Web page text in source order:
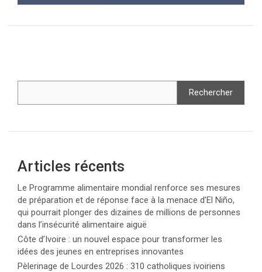
Rechercher
Articles récents
Le Programme alimentaire mondial renforce ses mesures
de préparation et de réponse face à la menace d’El Niño,
qui pourrait plonger des dizaines de millions de personnes
dans l’insécurité alimentaire aiguë
Côte d’Ivoire : un nouvel espace pour transformer les
idées des jeunes en entreprises innovantes
Pèlerinage de Lourdes 2026 : 310 catholiques ivoiriens